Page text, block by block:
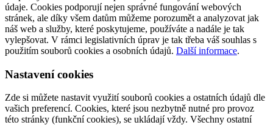
údaje. Cookies podporují nejen správné fungování webových
stránek, ale díky všem datům můžeme porozumět a analyzovat jak
náš web a služby, které poskytujeme, používáte a nadále je tak
vylepšovat. V rámci legislativních úprav je tak třeba váš souhlas s
použitím souborů cookies a osobních údajů. Další informace.
Nastavení cookies
Zde si můžete nastavit využití souborů cookies a ostatních údajů dle
vašich preferencí. Cookies, které jsou nezbytně nutné pro provoz
této stránky (funkční cookies), se ukládají vždy. Všechny ostatní